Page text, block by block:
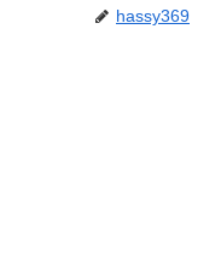
hassy369